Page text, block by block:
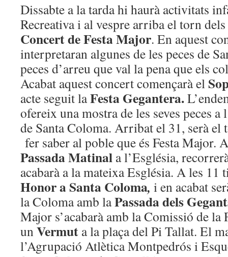
Dissabte a la tarda hi haurà activitats
Recreativa i al vespre arriba el torn
Concert de Festa Major. En aquest
interpretaran algunes de les peces de
peces d’arreu que val la pena que els
Acabat aquest concert començarà el
acte seguit laFesta Gegantera.
ofereix una mostra de les seves peces
de Santa Coloma. Arribat el 31, serà el
fer saber al poble que és Festa Major.
Passada Matinal a l’Església,
acabarà a la mateixa Església. A les
Honor a Santa Coloma, i en acabat
la Coloma amb laPassada dels
Major s’acabarà amb la Comissió de
unVermut a la plaça del Pi Tallat. El
l’Agrupació Atlètica Montpedrós i